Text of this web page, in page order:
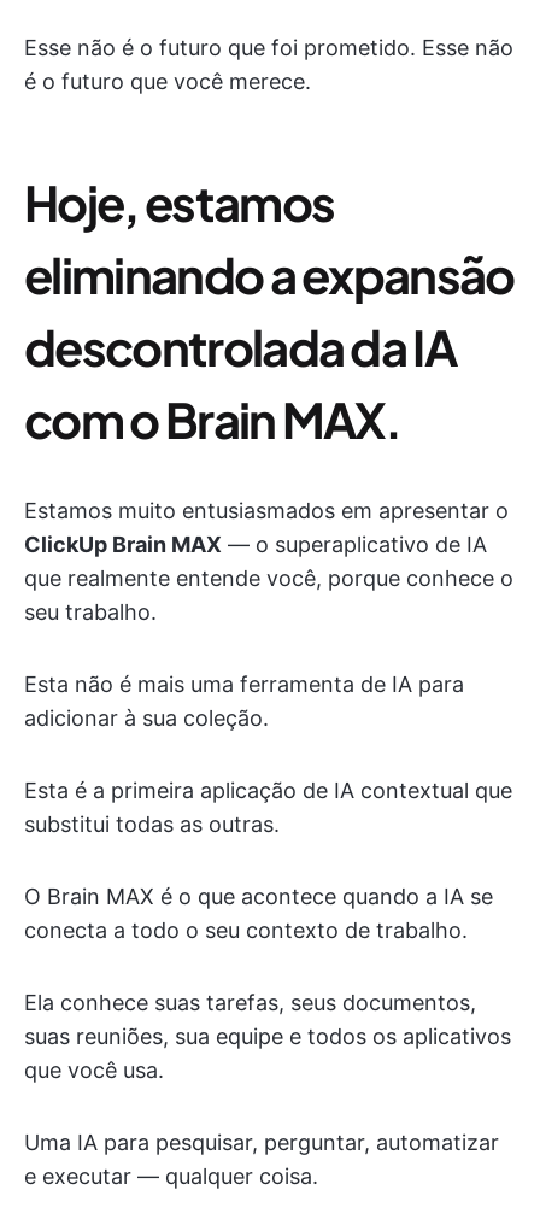
Esse não é o futuro que foi prometido. Esse não
é o futuro que você merece.
Hoje, estamos
eliminando a expansão
descontrolada da IA
com o Brain MAX.
Estamos muito entusiasmados em apresentar o
ClickUp Brain MAX — o superaplicativo de IA
que realmente entende você, porque conhece o
seu trabalho.
Esta não é mais uma ferramenta de IA para
adicionar à sua coleção.
Esta é a primeira aplicação de IA contextual que
substitui todas as outras.
O Brain MAX é o que acontece quando a IA se
conecta a todo o seu contexto de trabalho.
Ela conhece suas tarefas, seus documentos,
suas reuniões, sua equipe e todos os aplicativos
que você usa.
Uma IA para pesquisar, perguntar, automatizar
e executar — qualquer coisa.